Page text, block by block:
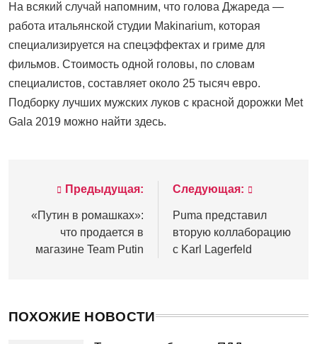
На всякий случай напомним, что голова Джареда —
работа итальянской студии Makinarium, которая
специализируется на спецэффектах и гриме для
фильмов. Стоимость одной головы, по словам
специалистов, составляет около 25 тысяч евро.
Подборку лучших мужских луков с красной дорожки Met
Gala 2019 можно найти здесь.
Навигация
по
записям
Предыдущая:
«Путин в ромашках»:
что продается в
магазине Team Putin
Следующая:
Puma представил
вторую коллаборацию
с Karl Lagerfeld
ПОХОЖИЕ НОВОСТИ